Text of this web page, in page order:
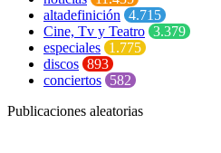
altadefinición 4.715
Cine, Tv y Teatro 3.379
especiales 1.775
discos 893
conciertos 582
Publicaciones aleatorias